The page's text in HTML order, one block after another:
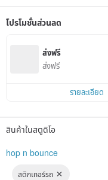
and fun to your life.
โปรโมชั่นส่วนลด
ส่งฟรี
ส่งฟรี
รายละเอียด
สินค้าในสตูดิโอ
hop n bounce
สติกเกอร์รถ